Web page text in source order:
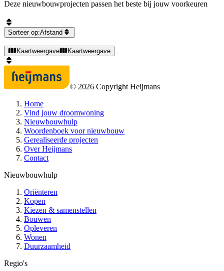
Deze nieuwbouwprojecten passen het beste bij jouw voorkeuren
Sorteer op:Afstand
Kaartweergave Kaartweergave
© 2026 Copyright Heijmans
Home
Vind jouw droomwoning
Nieuwbouwhulp
Woordenboek voor nieuwbouw
Gerealiseerde projecten
Over Heijmans
Contact
Nieuwbouwhulp
Oriënteren
Kopen
Kiezen & samenstellen
Bouwen
Opleveren
Wonen
Duurzaamheid
Regio's